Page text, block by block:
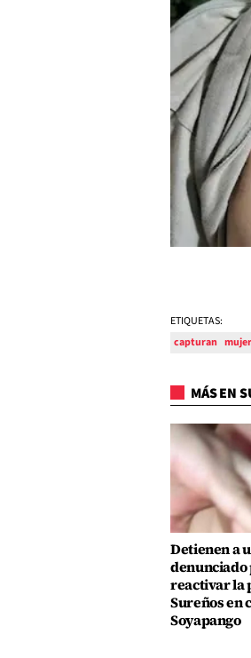
ETIQUETAS:
capturan mujer
MÁS EN
Detienen a
reactivar la
Sureños en
Soyapango